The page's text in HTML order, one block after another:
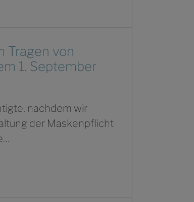
Tragen von
1. September
nachdem wir
der Maskenpflicht